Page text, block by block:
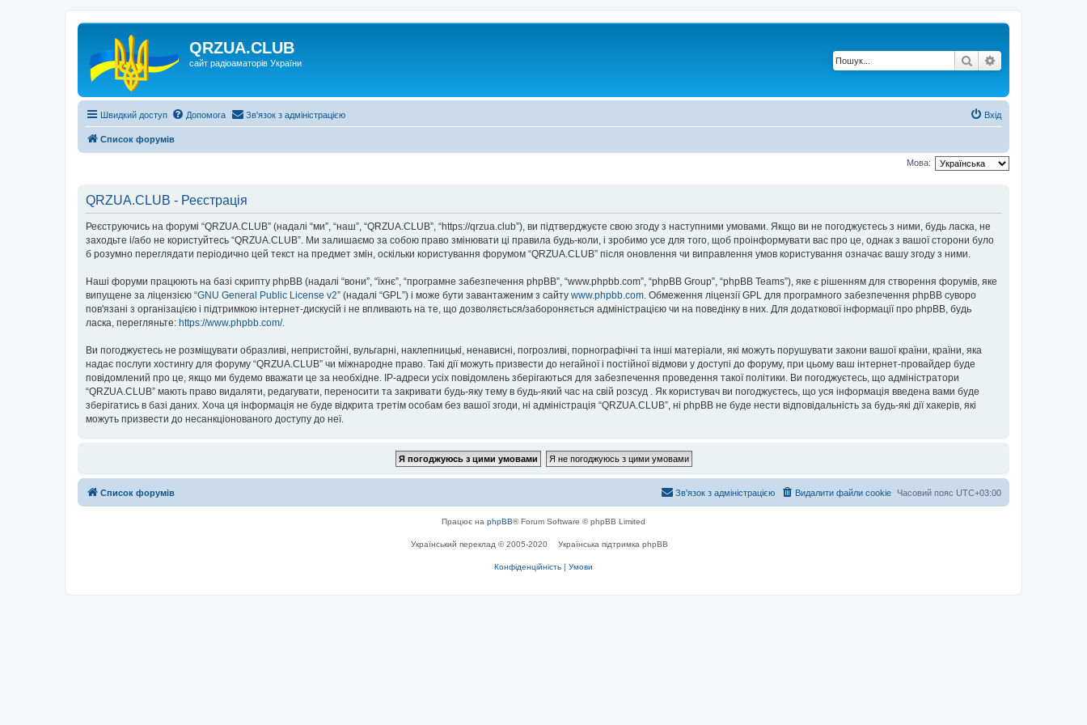
QRZUA.CLUB
сайт радіоаматорів України Пошук
Швидкий доступ Допомога Зв'язок з адміністрацією Вхід
Список форумів
Мова:
QRZUA.CLUB - Реєстрація
Реєструючись на форумі “QRZUA.CLUB” (надалі “ми”, “наш”, “QRZUA.CLUB”, “https://qrzua.club”), ви підтверджуєте свою згоду з наступними умовами. Якщо ви не погоджуєтесь з ними, будь ласка, не
заходьте і/або не користуйтесь “QRZUA.CLUB”. Ми залишаємо за собою право змінювати ці правила будь-коли, і зробимо усе для того, щоб проінформувати вас про це, однак з вашої сторони було
б розумно переглядати періодично цей текст на предмет змін, оскільки користування форумом “QRZUA.CLUB” після оновлення чи виправлення умов користування означає вашу згоду з ними.
Наші форуми працюють на базі скрипту phpBB (надалі “вони”, “їхнє”, “програмне забезпечення phpBB”, “www.phpbb.com”, “phpBB Group”, “phpBB Teams”), яке є рішенням для створення форумів, яке
випущене за ліцензією “GNU General Public License v2” (надалі “GPL”) і може бути завантаженим з сайту www.phpbb.com . Обмеження ліцензії GPL для програмного забезпечення phpBB суворо
пов'язані з організацією і підтримкою інтернет-дискусій і не впливають на те, що дозволяється/забороняється адміністрацією чи на поведінку в них. Для додаткової інформації про phpBB, будь
ласка, перегляньте: https://www.phpbb.com/.
Ви погоджуєтесь не розміщувати образливі, непристойні, вульгарні, наклепницькі, ненависні, погрозливі, порнографічні та інші матеріали, які можуть порушувати закони вашої країни, країни, яка
надає послуги хостингу для форуму “QRZUA.CLUB” чи міжнародне право. Такі дії можуть призвести до негайної і постійної відмови у доступі до форуму, при цьому ваш інтернет-провайдер буде
повідомлений про це, якщо ми будемо вважати це за необхідне. IP-адреси усіх повідомлень зберігаються для забезпечення проведення такої політики. Ви погоджуєтесь, що адміністратори
“QRZUA.CLUB” мають право видаляти, редагувати, переносити та закривати будь-яку тему в будь-який час на свій розсуд . Як користувач ви погоджуєтесь, що уся інформація введена вами буде
зберігатись в базі даних. Хоча ця інформація не буде відкрита третім особам без вашої згоди, ні адміністрація “QRZUA.CLUB”, ні phpBB не буде нести відповідальність за будь-які дії хакерів, які
можуть призвести до несанкціонованого доступу до неї.
Список форумів Часовий пояс UTC+03:00
Видалити файли cookie
Зв'язок з адміністрацією
Працює на phpBB® Forum Software © phpBB Limited
Український переклад © 2005-2020 Українська підтримка phpBB
Конфіденційність | Умови